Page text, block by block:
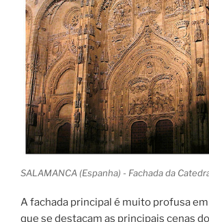
SALAMANCA (Espanha) - Fachada da
A fachada principal é muito profusa
que se destacam as principais cenas